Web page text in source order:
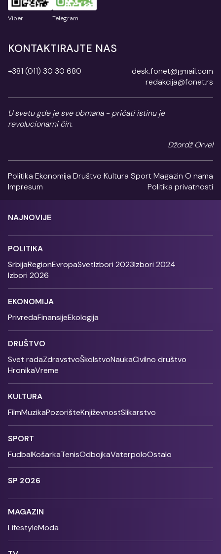
Viber Telegram
KONTAKTIRAJTE NAS
+381 (011) 30 30 680
desk.fonet@gmail.com
redakcija@fonet.rs
U svetu gde je sve obmana - pričati istinu je
revolucionarni čin.
Džordž Orvel
Politika Ekonomija Društvo Kultura SportMagazin O nama
Impresum
Politika privatnosti
NAJNOVIJE
POLITIKA
SrbijaRegionEvropaSvetIzbori 2023Izbori 2024
Izbori 2026
EKONOMIJA
PrivredaFinansijeEkologija
DRUŠTVO
Svet radaZdravstvoŠkolstvoNaukaCivilno društvo
HronikaVreme
KULTURA
FilmMuzikaPozorišteKnjiževnostSlikarstvo
SPORT
FudbalKošarkaTenisOdbojkaVaterpoloOstalo
SP 2026
MAGAZIN
LifestyleModa